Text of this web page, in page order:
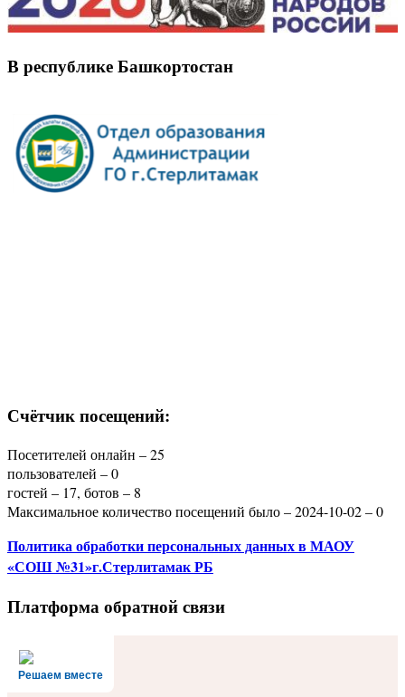
В республике Башкортостан
Счётчик посещений:
Посетителей онлайн – 25
пользователей – 0
гостей – 17, ботов – 8
Максимальное количество посещений было – 2024-10-02 – 0
Политикаобработки персональных данныхв МАОУ
«СОШ №31»г.Стерлитамак РБ
Платформа обратной связи
Решаем вместе